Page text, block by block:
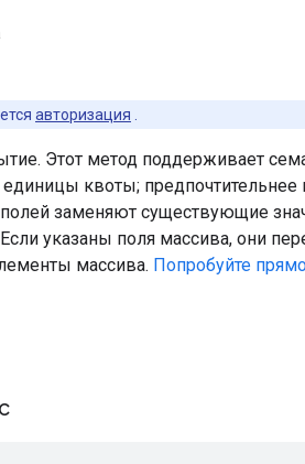
авторизация
Этот метод поддерживает
единицы квоты; предпочтительнее
полей заменяют существующие
указаны поля массива, они
массива. Попробуйте